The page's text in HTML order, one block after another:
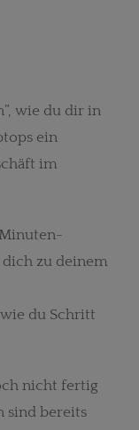
wie du dir in
ein
im
zu deinem
du Schritt
nicht fertig
sind bereits